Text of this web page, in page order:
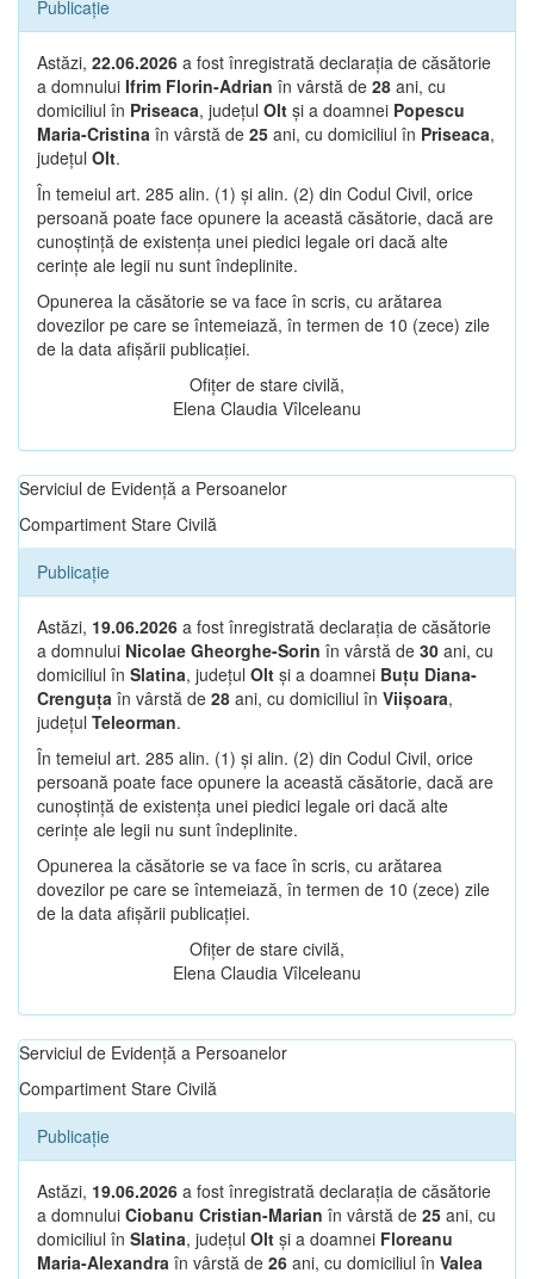
Publicație
Astăzi, 22.06.2026 a fost înregistrată declarația de căsătorie
a domnului Ifrim Florin-Adrian în vârstă de 28 ani, cu
domiciliul în Priseaca, județul Olt și a doamnei Popescu
Maria-Cristina în vârstă de 25 ani, cu domiciliul în Priseaca,
județul Olt.
În temeiul art. 285 alin. (1) și alin. (2) din Codul Civil, orice
persoană poate face opunere la această căsătorie, dacă are
cunoștință de existența unei piedici legale ori dacă alte
cerințe ale legii nu sunt îndeplinite.
Opunerea la căsătorie se va face în scris, cu arătarea
dovezilor pe care se întemeiază, în termen de 10 (zece) zile
de la data afișării publicației.
Ofițer de stare civilă,
Elena Claudia Vîlceleanu
Serviciul de Evidență a Persoanelor
Compartiment Stare Civilă
Publicație
Astăzi, 19.06.2026 a fost înregistrată declarația de căsătorie
a domnului Nicolae Gheorghe-Sorin în vârstă de 30 ani, cu
domiciliul în Slatina, județul Olt și a doamnei Buțu Diana-
Crenguța în vârstă de 28 ani, cu domiciliul în Viișoara,
județul Teleorman.
În temeiul art. 285 alin. (1) și alin. (2) din Codul Civil, orice
persoană poate face opunere la această căsătorie, dacă are
cunoștință de existența unei piedici legale ori dacă alte
cerințe ale legii nu sunt îndeplinite.
Opunerea la căsătorie se va face în scris, cu arătarea
dovezilor pe care se întemeiază, în termen de 10 (zece) zile
de la data afișării publicației.
Ofițer de stare civilă,
Elena Claudia Vîlceleanu
Serviciul de Evidență a Persoanelor
Compartiment Stare Civilă
Publicație
Astăzi, 19.06.2026 a fost înregistrată declarația de căsătorie
a domnului Ciobanu Cristian-Marian în vârstă de 25 ani, cu
domiciliul în Slatina, județul Olt și a doamnei Floreanu
Maria-Alexandra în vârstă de 26 ani, cu domiciliul în Valea